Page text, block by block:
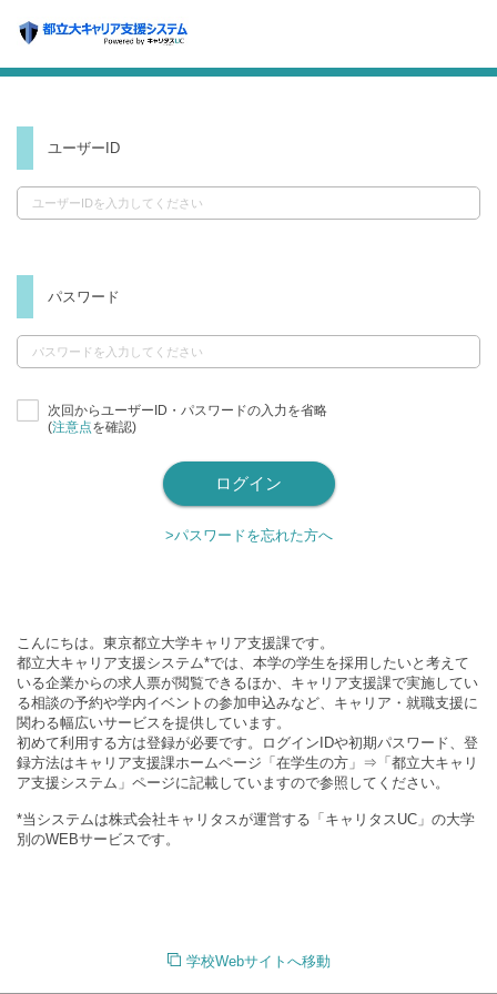
ユーザーID
パスワード
次回からユーザーID・パスワードの入力を省略
(注意点を確認)
>パスワードを忘れた方へ
こんにちは。東京都立大学キャリア支援課です。
都立大キャリア支援システム*では、本学の学生を採用したいと考えて
いる企業からの求人票が閲覧できるほか、キャリア支援課で実施してい
る相談の予約や学内イベントの参加申込みなど、キャリア・就職支援に
関わる幅広いサービスを提供しています。
初めて利用する方は登録が必要です。ログインIDや初期パスワード、登
録方法はキャリア支援課ホームページ「在学生の方」⇒「都立大キャリ
ア支援システム」ページに記載していますので参照してください。
*当システムは株式会社キャリタスが運営する「キャリタスUC」の大学
別のWEBサービスです。
学校Webサイトへ移動